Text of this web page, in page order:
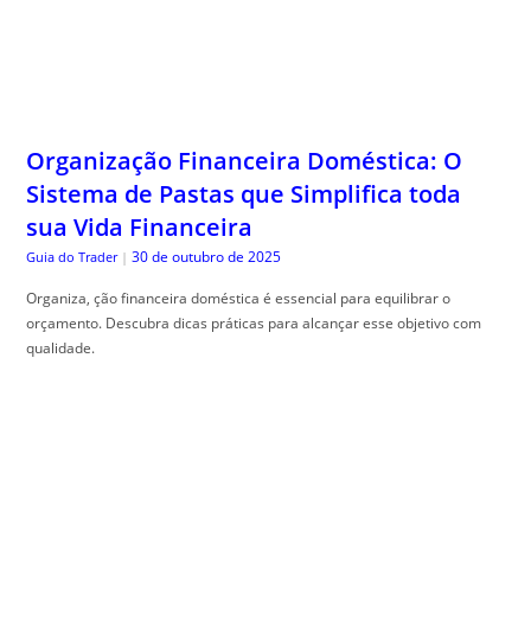
Organização Financeira Doméstica: O
Sistema de Pastas que Simplifica toda
sua Vida Financeira
Guia do Trader | 30 de outubro de 2025
Organiza, ção financeira doméstica é essencial para equilibrar o
orçamento. Descubra dicas práticas para alcançar esse objetivo com
qualidade.